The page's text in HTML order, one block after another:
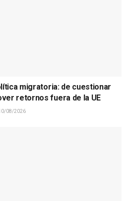
migratoria: de cuestionar
retornos fuera de la UE
08/2026